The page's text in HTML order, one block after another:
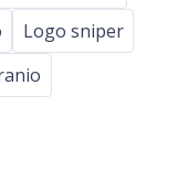
Logo sniper